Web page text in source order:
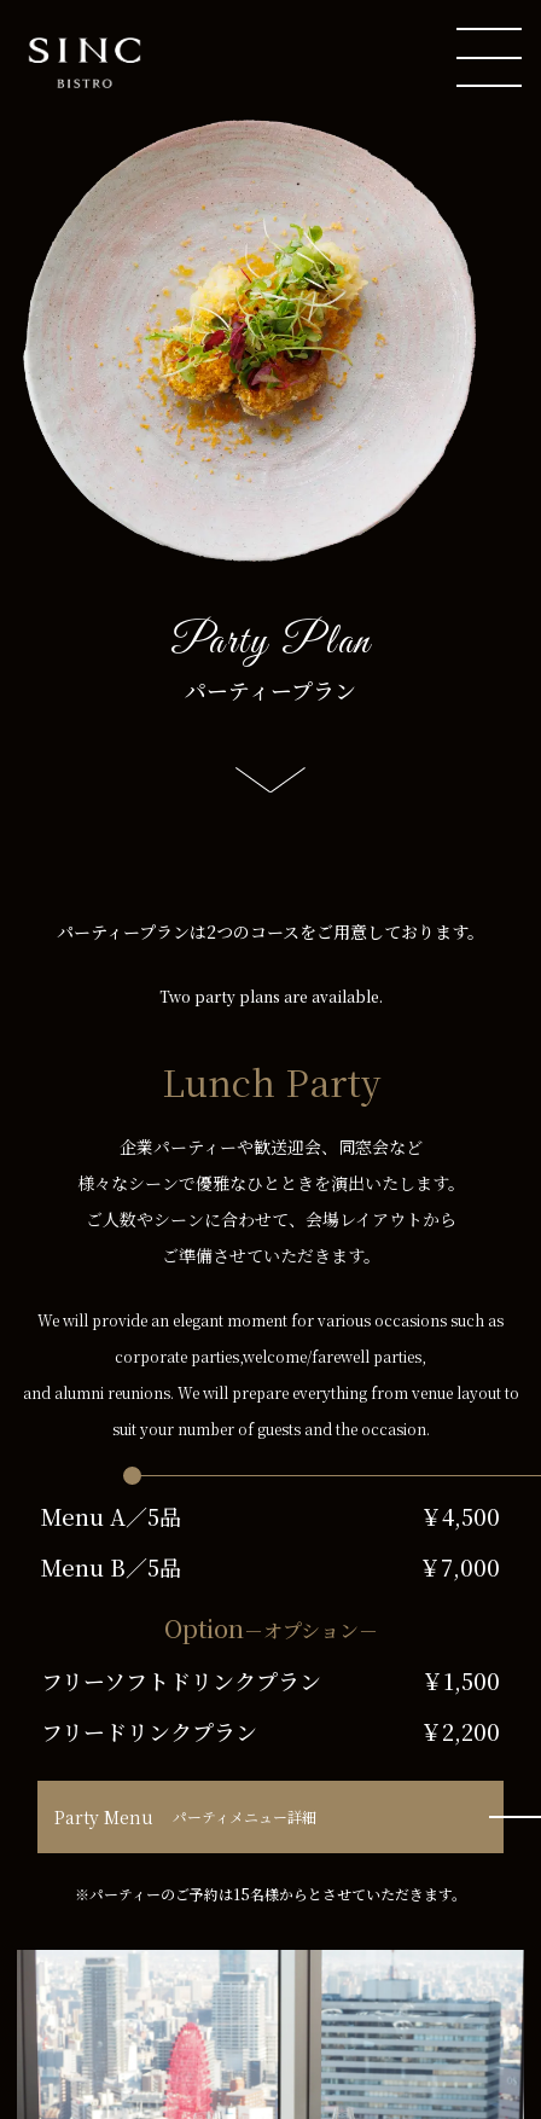
Party Plan
パーティープラン
パーティープランは2つのコースをご用意しております。
Two party plans are available.
Lunch Party
企業パーティーや歓送迎会、同窓会など
様々なシーンで優雅なひとときを演出いたします。
ご人数やシーンに合わせて、会場レイアウトから
ご準備させていただきます。
We will provide an elegant moment for various occasions such as
corporate parties,welcome/farewell parties,
and alumni reunions. We will prepare everything from venue layout to
suit your number of guests and the occasion.
Menu A／5品
￥4,500
Menu B／5品
￥7,000
Option－オプション－
フリーソフトドリンクプラン
￥1,500
フリードリンクプラン
￥2,200
Party Menu パーティメニュー詳細
※パーティーのご予約は15名様からとさせていただきます。